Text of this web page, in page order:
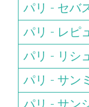
パリ - セバ
パリ - レピ
パリ - リシ
パリ - サン
パリ - サン